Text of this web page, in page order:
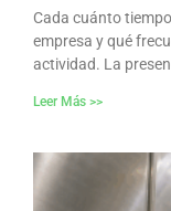
Cada cuánto
empresa y qué
actividad. La
Leer Más >>